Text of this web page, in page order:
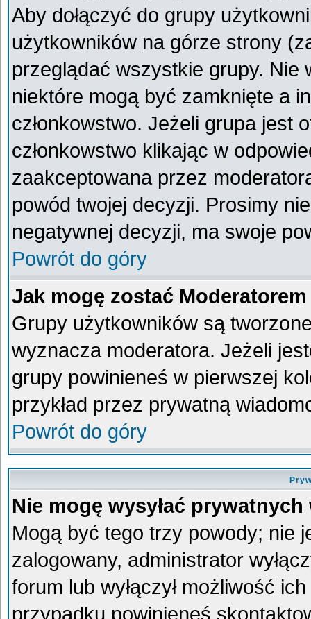
Aby dołączyć do grupy
użytkowników na górze strony
przeglądać wszystkie grupy.
niektóre mogą być zamknięte a
członkowstwo. Jeżeli grupa jest
członkowstwo klikając w
zaakceptowana przez
powód twojej decyzji. Prosimy
negatywnej decyzji, ma swoje
Powrót do góry
Jak mogę zostać
Grupy użytkowników są
wyznacza moderatora. Jeżeli
grupy powinieneś w pierwszej
przykład przez prywatną
Powrót do góry
Nie mogę wysyłać
Mogą być tego trzy powody; nie
zalogowany, administrator
forum lub wyłączył możliwość
przypadku powinieneś